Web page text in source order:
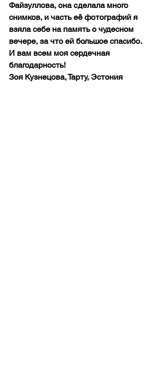
Файзуллова, она сделала много
снимков, и часть её фотографий я
взяла себе на память о чудесном
вечере, за что ей большое спасибо.
И вам всем моя сердечная
благодарность!
Зоя Кузнецова, Тарту, Эстония